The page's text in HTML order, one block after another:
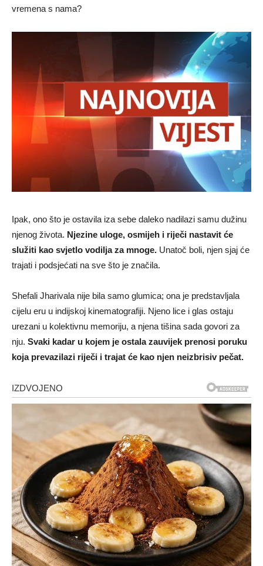
vremena s nama?
Ipak, ono što je ostavila iza sebe daleko nadilazi samu dužinu
njenog života. Njezine uloge, osmijeh i riječi nastavit će
služiti kao svjetlo vodilja za mnoge. Unatoč boli, njen sjaj će
trajati i podsjećati na sve što je značila.
Shefali Jharivala nije bila samo glumica; ona je predstavljala
cijelu eru u indijskoj kinematografiji. Njeno lice i glas ostaju
urezani u kolektivnu memoriju, a njena tišina sada govori za
nju. Svaki kadar u kojem je ostala zauvijek prenosi poruku
koja prevazilazi riječi i trajat će kao njen neizbrisiv pečat.